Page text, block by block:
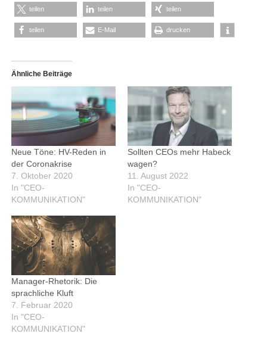
teilen teilen teilen
teilen E-Mail drucken
Ähnliche Beiträge
Neue Töne: HV-Reden in
der Coronakrise
7. Oktober 2020
In "CEO-
KOMMUNIKATION"
Sollten CEOs mehr Habeck
wagen?
11. August 2022
In "CEO-
KOMMUNIKATION"
Manager-Rhetorik: Die
sprachliche Kluft
7. Februar 2020
In "CEO-
KOMMUNIKATION"